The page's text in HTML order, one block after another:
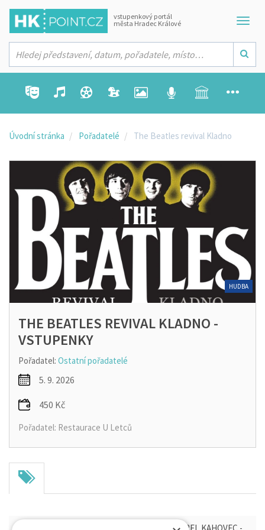
vstupenkový portál
města Hradec Králové
Úvodní stránka Pořadatelé The Beatles revival Kladno
THE BEATLES REVIVAL KLADNO -
VSTUPENKY
Pořadatel: Ostatní pořadatelé
5. 9. 2026
450 Kč
Pořadatel: Restaurace U Letců
HUDBA
THE BEATLES REVIVAL KLADNO - & HOST KAREL KAHOVEC -